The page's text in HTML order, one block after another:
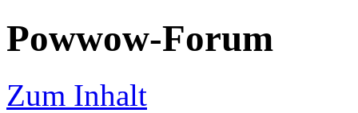
Powwow-Forum
Zum Inhalt